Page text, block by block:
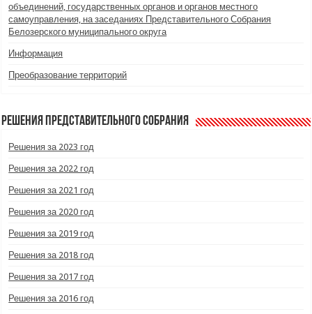
объединений, государственных органов и органов местного
самоуправления, на заседаниях Представительного Собрания
Белозерского муниципального округа
Информация
Преобразование территорий
Решения Представительного Собрания
Решения за 2023 год
Решения за 2022 год
Решения за 2021 год
Решения за 2020 год
Решения за 2019 год
Решения за 2018 год
Решения за 2017 год
Решения за 2016 год